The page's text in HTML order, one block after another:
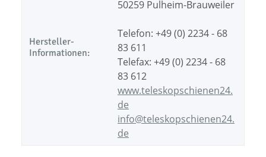
Hersteller-
Informationen:
50259 Pulheim-Brauweiler
Telefon: +49 (0) 2234 - 68
83 611
Telefax: +49 (0) 2234 - 68
83 612
www.teleskopschienen24.
de
info@teleskopschienen24.
de